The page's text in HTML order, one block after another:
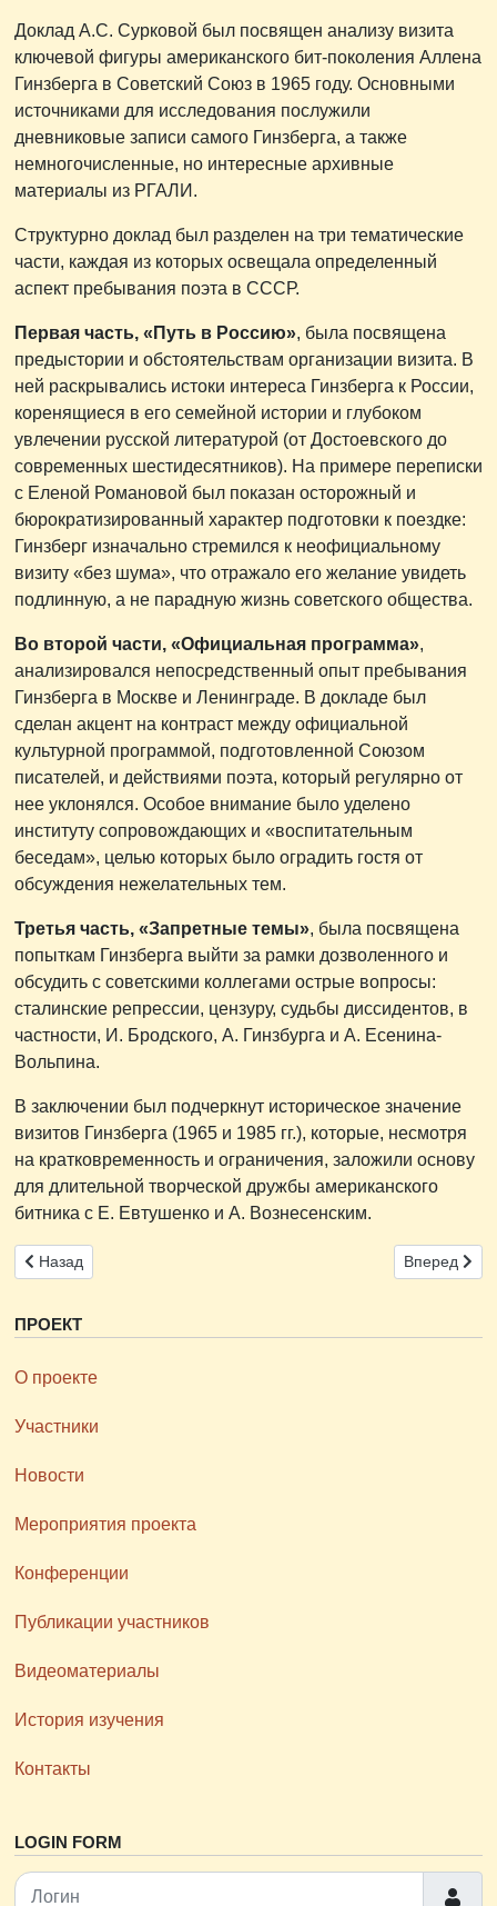
Доклад А.С. Сурковой был посвящен анализу визита
ключевой фигуры американского бит-поколения Аллена
Гинзберга в Советский Союз в 1965 году. Основными
источниками для исследования послужили
дневниковые записи самого Гинзберга, а также
немногочисленные, но интересные архивные
материалы из РГАЛИ.
Структурно доклад был разделен на три тематические
части, каждая из которых освещала определенный
аспект пребывания поэта в СССР.
Первая часть, «Путь в Россию», была посвящена
предыстории и обстоятельствам организации визита. В
ней раскрывались истоки интереса Гинзберга к России,
коренящиеся в его семейной истории и глубоком
увлечении русской литературой (от Достоевского до
современных шестидесятников). На примере переписки
с Еленой Романовой был показан осторожный и
бюрократизированный характер подготовки к поездке:
Гинзберг изначально стремился к неофициальному
визиту «без шума», что отражало его желание увидеть
подлинную, а не парадную жизнь советского общества.
Во второй части, «Официальная программа»,
анализировался непосредственный опыт пребывания
Гинзберга в Москве и Ленинграде. В докладе был
сделан акцент на контраст между официальной
культурной программой, подготовленной Союзом
писателей, и действиями поэта, который регулярно от
нее уклонялся. Особое внимание было уделено
институту сопровождающих и «воспитательным
беседам», целью которых было оградить гостя от
обсуждения нежелательных тем.
Третья часть, «Запретные темы», была посвящена
попыткам Гинзберга выйти за рамки дозволенного и
обсудить с советскими коллегами острые вопросы:
сталинские репрессии, цензуру, судьбы диссидентов, в
частности, И. Бродского, А. Гинзбурга и А. Есенина-
Вольпина.
В заключении был подчеркнут историческое значение
визитов Гинзберга (1965 и 1985 гг.), которые, несмотря
на кратковременность и ограничения, заложили основу
для длительной творческой дружбы американского
битника с Е. Евтушенко и А. Вознесенским.
Предыдущий: 11 октября 2025 г. прошел научный семинар
Назад Следующий:
Вперед
ПРОЕКТ
О проекте
Участники
Новости
Мероприятия проекта
Конференции
Публикации участников
Видеоматериалы
История изучения
Контакты
LOGIN FORM
Логин